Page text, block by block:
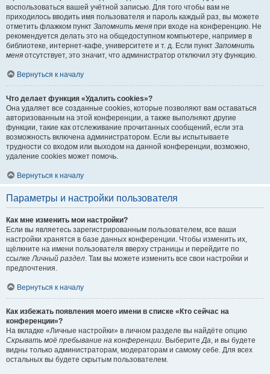
воспользоваться вашей учётной записью. Для того чтобы вам не
приходилось вводить имя пользователя и пароль каждый раз, вы можете
отметить флажком пункт Запомнить меня при входе на конференцию. Не
рекомендуется делать это на общедоступном компьютере, например в
библиотеке, интернет-кафе, университете и т. д. Если пункт Запомнить
меня отсутствует, это значит, что администратор отключил эту функцию.
Вернуться к началу
Что делает функция «Удалить cookies»?
Она удаляет все созданные cookies, которые позволяют вам оставаться
авторизованным на этой конференции, а также выполняют другие
функции, такие как отслеживание прочитанных сообщений, если эта
возможность включена администратором. Если вы испытываете
трудности со входом или выходом на данной конференции, возможно,
удаление cookies может помочь.
Вернуться к началу
Параметры и настройки пользователя
Как мне изменить мои настройки?
Если вы являетесь зарегистрированным пользователем, все ваши
настройки хранятся в базе данных конференции. Чтобы изменить их,
щёлкните на имени пользователя вверху страницы и перейдите по
ссылкеЛичный раздел. Там вы можете изменить все свои настройки и
предпочтения.
Вернуться к началу
Как избежать появления моего имени в списке «Кто сейчас на
конференции»?
На вкладке «Личные настройки» в личном разделе вы найдёте опцию
Скрывать моё пребывание на конференции. ВыберитеДа, и вы будете
видны только администраторам, модераторам и самому себе. Для всех
остальных вы будете скрытым пользователем.